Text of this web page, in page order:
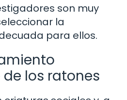
son muy
la
para ellos.
los ratones